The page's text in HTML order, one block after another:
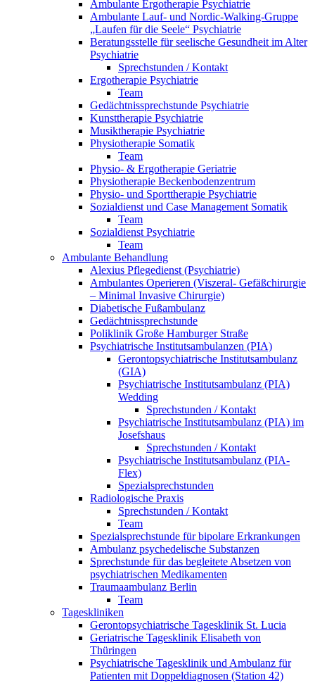
Ambulante Ergotherapie Psychiatrie
Ambulante Lauf- und Nordic-Walking-Gruppe
„Laufen für die Seele“ Psychiatrie
Beratungsstelle für seelische Gesundheit im Alter
Psychiatrie
Sprechstunden / Kontakt
Ergotherapie Psychiatrie
Team
Gedächtnissprechstunde Psychiatrie
Kunsttherapie Psychiatrie
Musiktherapie Psychiatrie
Physiotherapie Somatik
Team
Physio- & Ergotherapie Geriatrie
Physiotherapie Beckenbodenzentrum
Physio- und Sporttherapie Psychiatrie
Sozialdienst und Case Management Somatik
Team
Sozialdienst Psychiatrie
Team
Ambulante Behandlung
Alexius Pflegedienst (Psychiatrie)
Ambulantes Operieren (Viszeral- Gefäßchirurgie
– Minimal Invasive Chirurgie)
Diabetische Fußambulanz
Gedächtnissprechstunde
Poliklinik Große Hamburger Straße
Psychiatrische Institutsambulanzen (PIA)
Gerontopsychiatrische Institutsambulanz
(GIA)
Psychiatrische Institutsambulanz (PIA)
Wedding
Sprechstunden / Kontakt
Psychiatrische Institutsambulanz (PIA) im
Josefshaus
Sprechstunden / Kontakt
Psychiatrische Institutsambulanz (PIA-
Flex)
Spezialsprechstunden
Radiologische Praxis
Sprechstunden / Kontakt
Team
Spezialsprechstunde für bipolare Erkrankungen
Ambulanz psychedelische Substanzen
Sprechstunde für das begleitete Absetzen von
psychiatrischen Medikamenten
Traumaambulanz Berlin
Team
Tageskliniken
Gerontopsychiatrische Tagesklinik St. Lucia
Geriatrische Tagesklinik Elisabeth von
Thüringen
Psychiatrische Tagesklinik und Ambulanz für
Patienten mit Doppeldiagnosen (Station 42)